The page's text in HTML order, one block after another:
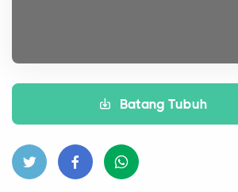
Batang Tubuh